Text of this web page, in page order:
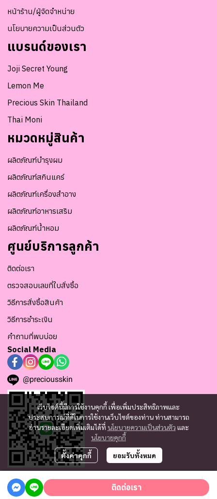
ติดต่อเรา
เว็บไซต์นี้มีการใช้งานคุกกี้ เพื่อเพิ่มประสิทธิภาพและ
ประสบการณ์ที่ดีในการใช้งานเว็บไซต์ของท่าน ท่านสามารถ
อ่านรายละเอียดเพิ่มเติมได้ที่ นโยบายความเป็นส่วนตัว และ
นโยบายคุกกี้
ตั้งค่าคุกกี้ ยอมรับทั้งหมด
หน้าร้าน/ผู้จัดจำหน่าย
นโยบายความเป็นส่วนตัว
แบรนด์ของเรา
Joji Secret Young
Lemon Me
Precious Skin Thailand
Thai Moni
หมวดหมู่สินค้า
ผลิตภัณฑ์บำรุงผม
ผลิตภัณฑ์สกินแคร์
ผลิตภัณฑ์เครื่องสำอาง
ผลิตภัณฑ์อาหารเสริม
ผลิตภัณฑ์น้ำหอม
ศูนย์บริการลูกค้า
ติดต่อเรา
ตรวจสอบเลขที่ใบสั่งซื้อ
วิธีการสั่งซื้อสินค้า
วิธีการชำระเงิน
คำถามที่พบบ่อย
Social Media
@preciousskin
Copyright since 2025 | Tofu Skincare Co., Ltd. tofuskincarethailand.com | All
Rights Reserved | TAX ID : 0105561125175